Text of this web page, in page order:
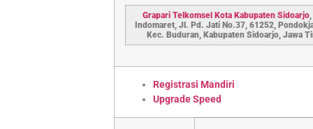
Grapari Telkomsel Kota Kabupaten Sidoarjo
Indomaret, Jl. Pd. Jati No.37, 61252,
Kec. Buduran, Kabupaten Sidoarjo, Jawa
Registrasi Mandiri
Upgrade Speed